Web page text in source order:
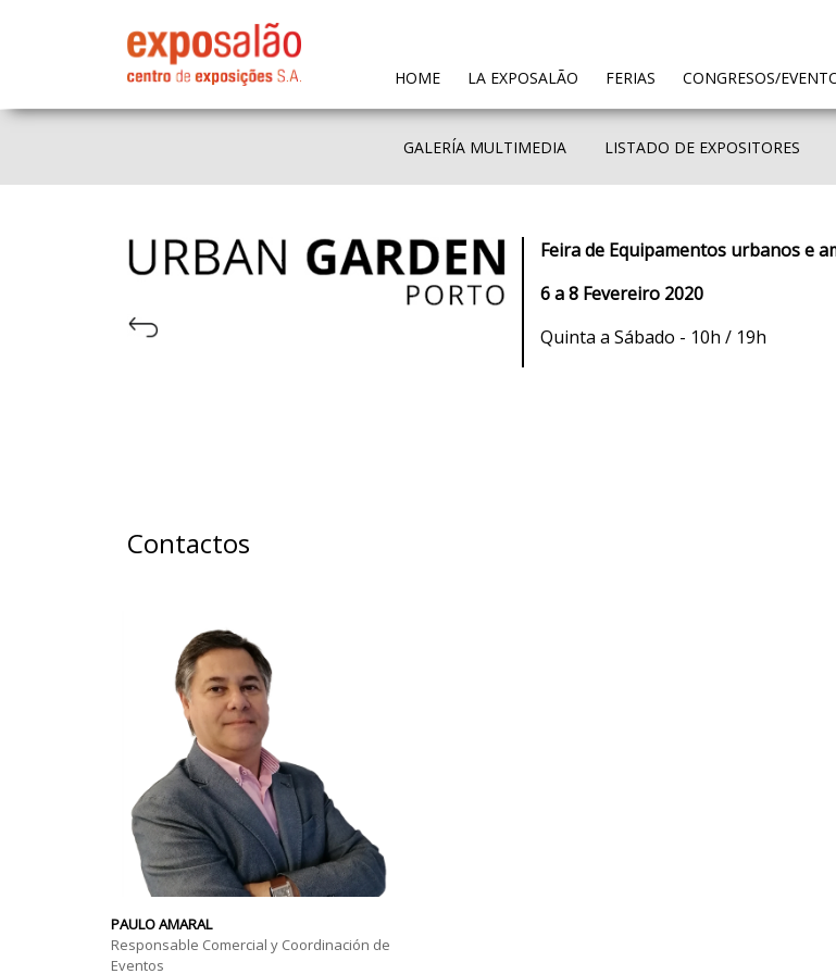
HOME(CURRENT)
LA EXPOSALÃO FERIAS CONGRESOS/
GALERÍA MULTIMEDIA LISTADO DE EXPOSITORES
Feira de Equipamentos urbanos e
6 a 8 Fevereiro 2020
Quinta a Sábado - 10h / 19h
Contactos
PAULO AMARAL
Responsable Comercial y Coordinación de
Eventos